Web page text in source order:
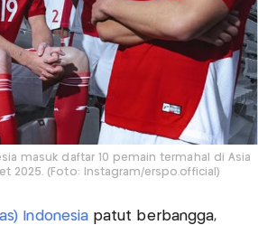
masuk daftar 10 pemain termahal di Asia
2025. (Foto: Instagram/erspo.official)
Indonesia patut berbangga,